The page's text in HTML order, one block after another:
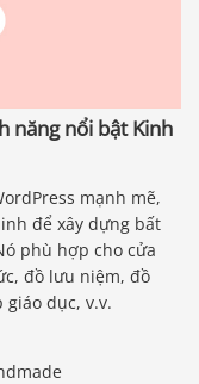
năng nổi bật Kinh
mạnh mẽ,
để xây dựng bất
phù hợp cho cửa
đồ lưu niệm, đồ
dục, v.v.